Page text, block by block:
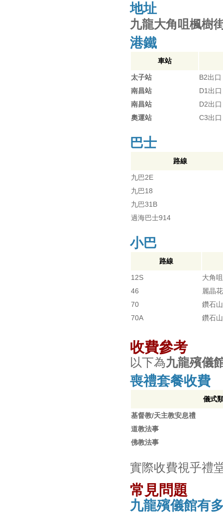
地址
九龍大角咀楓樹
港鐵
車站
太子站
B2出口
南昌站
D1出口
南昌站
D2出口
奧運站
C3出口
巴士
路線
九巴2E
九巴18
九巴31B
過海巴士914
小巴
路線
12S
大角
46
麗晶
70
鑽石
70A
鑽石
收費參考
以下為九龍殯儀
喪禮套餐收費
儀式
基督教/天主教安息禮
道教法事
佛教法事
實際收費視乎禮
常見問題
九龍殯儀館有